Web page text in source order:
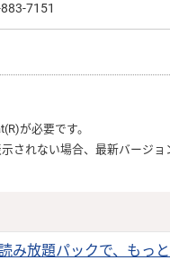
7151
が必要です。
されない場合、最新バージョ
放題パックで、もっ